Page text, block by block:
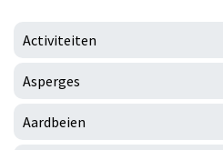
Activiteiten
Asperges
Aardbeien